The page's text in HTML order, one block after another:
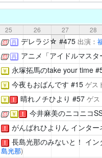
25 26 27 28
再 デレラジ☆ #475 出演：
再 アニメ「アイドルマスタ
￥ 永塚拓馬のtake your time
￥ 今夜もおばんです #15 ゲス
￥ ！ 晴れノチひより #57 ゲス
￥ ！ 今井麻美のニコニコ
！ がんばれひよりん インタ
！ 長島光那のみないと！ イン
島光那)